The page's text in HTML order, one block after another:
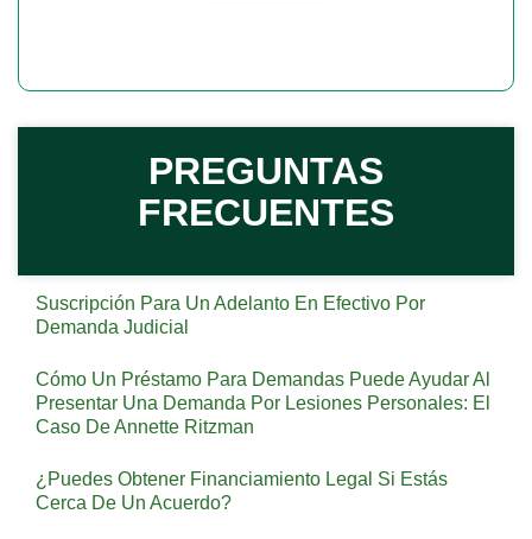
PREGUNTAS
FRECUENTES
Suscripción Para Un Adelanto En Efectivo Por
Demanda Judicial
Cómo Un Préstamo Para Demandas Puede Ayudar Al
Presentar Una Demanda Por Lesiones Personales: El
Caso De Annette Ritzman
¿Puedes Obtener Financiamiento Legal Si Estás
Cerca De Un Acuerdo?